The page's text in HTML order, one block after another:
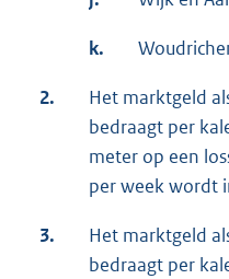
k.
2.
Het marktgeld
bedraagt per
meter op een
per week wordt
3.
Het marktgeld
bedraagt per